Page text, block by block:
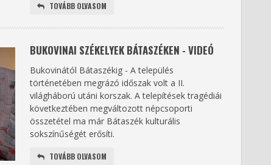
TOVÁBB OLVASOM
BUKOVINAI SZÉKELYEK BÁTASZÉKEN - VIDEÓ
Bukovinától Bátaszékig - A település
történetében megrázó időszak volt a II.
világháború utáni korszak. A telepítések tragédiái
következtében megváltozott népcsoporti
összetétel ma már Bátaszék kulturális
sokszínűségét erősíti.
TOVÁBB OLVASOM